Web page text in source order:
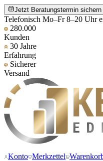
Jetzt Beratungstermin sichern
Telefonisch Mo–Fr 8–20 Uhr
280.000
Kunden
30 Jahre
Erfahrung
Sicherer
Versand
Konto Merkzettel